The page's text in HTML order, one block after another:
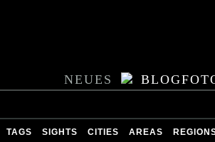
NEUES
TAGS SIGHTS CITIES AREAS